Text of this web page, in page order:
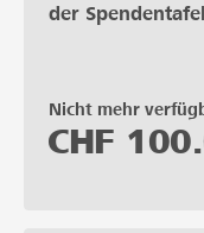
der
Nicht mehr
CHF